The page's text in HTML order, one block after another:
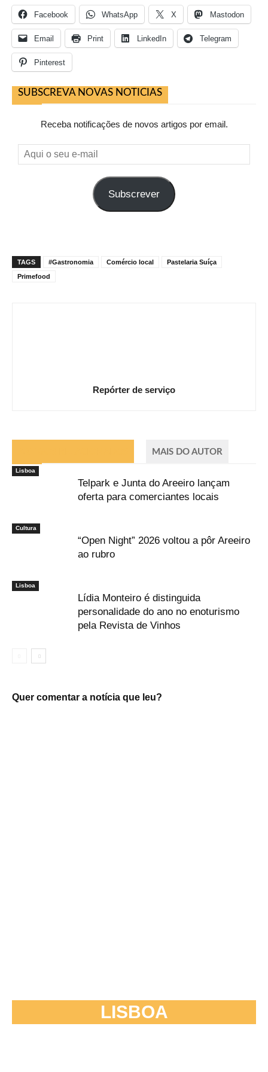
Facebook WhatsApp X Mastodon
Email Print LinkedIn Telegram
Pinterest
SUBSCREVA NOVAS NOTICIAS
Receba notificações de novos artigos por email.
Aqui
o
Subscrever
TAGS #Gastronomia Comércio local
Pastelaria Suíça
Primefood
Repórter de serviço
MAIS DO AUTOR
Lisboa
Telpark e Junta do Areeiro lançam
oferta para comerciantes locais
Cultura
“Open Night” 2026 voltou a pôr Areeiro
ao rubro
Lisboa
Lídia Monteiro é distinguida
personalidade do ano no enoturismo
pela Revista de Vinhos
Quer comentar a notícia que leu?
LISBOA